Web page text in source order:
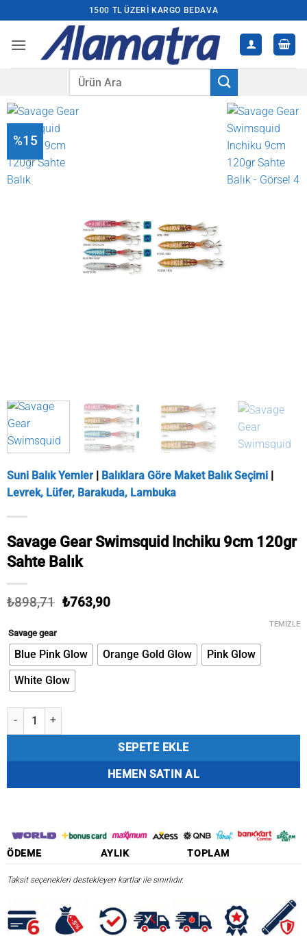
atla
1500 TL ÜZERI KARGO BEDAVA
Ara:
%15
Suni Balık Yemler | Balıklara Göre Maket Balık Seçimi |
Levrek, Lüfer, Barakuda, Lambuka
Savage Gear Swimsquid Inchiku 9cm 120gr
Sahte Balık
₺898,71 Orijinal
₺763,90Şu
₺763,90.
Savage gear
Blue Pink Glow Orange Gold Glow
Pink Glow
White Glow
TEMIZLE
Savage Gear Swimsquid Inchiku 9cm 120gr Sahte Balık adet
SEPETE EKLE
HEMEN SATIN AL
ÖDEME AYLIK TOPLAM
Taksit seçenekleri destekleyen kartlar ile sınırlıdır.